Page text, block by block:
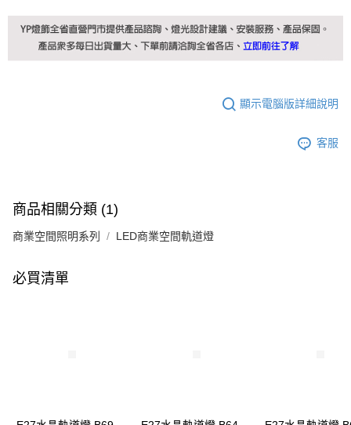
顯示電腦版詳細說明
客服
商品相關分類 (1)
商業空間照明系列 LED商業空間軌道燈
必買清單